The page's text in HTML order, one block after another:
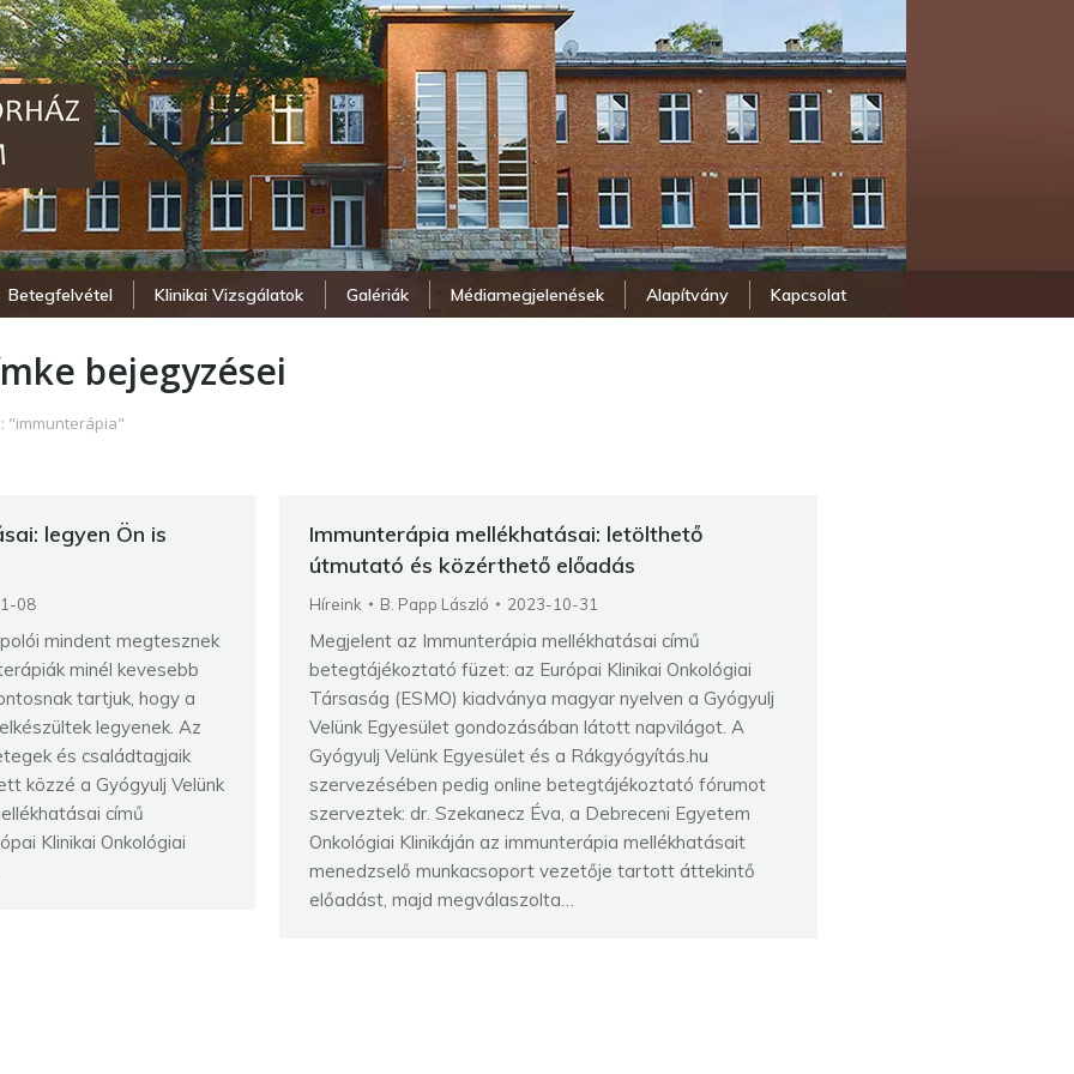
Betegfelvétel Klinikai Vizsgálatok Galériák Médiamegjelenések Alapítvány Kapcsolat
bejegyzései
"immunterápia"
legyen Ön is
08
mindent megtesznek
minél kevesebb
tartjuk, hogy a
legyenek. Az
és családtagjaik
közzé a Gyógyulj Velünk
című
Klinikai Onkológiai
Immunterápia mellékhatásai: letölthető
útmutató és közérthető előadás
Híreink B. Papp László 2023-10-31
Megjelent az Immunterápia mellékhatásai című
betegtájékoztató füzet: az Európai Klinikai Onkológiai
Társaság (ESMO) kiadványa magyar nyelven a Gyógyulj
Velünk Egyesület gondozásában látott napvilágot. A
Gyógyulj Velünk Egyesület és a Rákgyógyítás.hu
szervezésében pedig online betegtájékoztató fórumot
szerveztek: dr. Szekanecz Éva, a Debreceni Egyetem
Onkológiai Klinikáján az immunterápia mellékhatásait
menedzselő munkacsoport vezetője tartott áttekintő
előadást, majd megválaszolta…